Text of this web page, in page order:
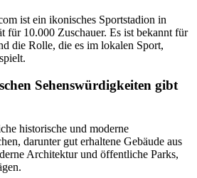
ist ein ikonisches Sportstadion in
für 10.000 Zuschauer. Es ist bekannt für
die Rolle, die es im lokalen Sport,
Sehenswürdigkeiten gibt
historische und moderne
darunter gut erhaltene Gebäude aus
Architektur und öffentliche Parks,